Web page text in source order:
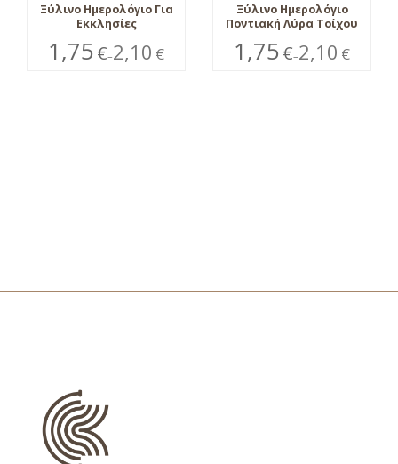
Ξύλινο Ημερολόγιο Για
Εκκλησίες
1,75 €–2,10 €
Ξύλινο Ημερολόγιο
Ποντιακή Λύρα Τοίχου
1,75 €–2,10 €